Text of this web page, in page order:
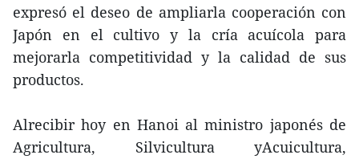
expresó el deseo de ampliarla cooperación con
Japón en el cultivo y la cría acuícola para
mejorarla competitividad y la calidad de sus
productos.
Alrecibir hoy en Hanoi al ministro japonés de
Agricultura, Silvicultura yAcuicultura,